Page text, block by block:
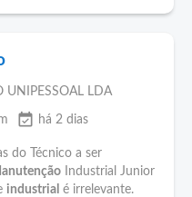
UNIPESSOAL LDA
event_available há 2 dias
do Técnico a ser
Industrial Junior
industrial é irrelevante.